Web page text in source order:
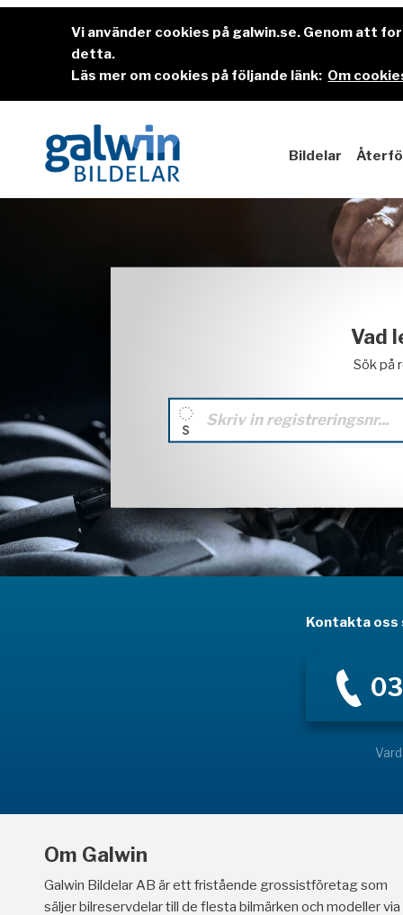
Vi använder cookies på galwin.se. Genom att
detta.
Läs mer om cookies på följande länk: Om
Bildelar
Vad
Sök på
Kontakta oss
Om Galwin
Galwin Bildelar AB är ett fristående grossistföretag som
säljer bilreservdelar till de flesta bilmärken och modeller via